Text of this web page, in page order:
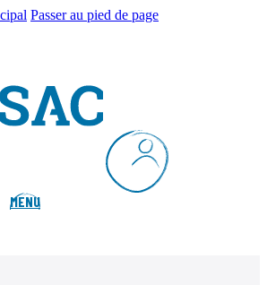
Passer au pied de page
MENU